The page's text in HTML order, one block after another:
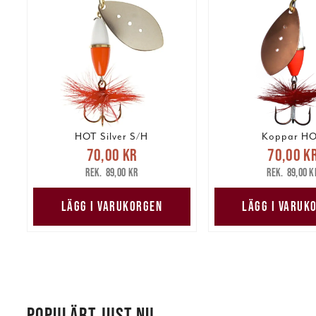
HOT Silver S/H
Nuvarande pris
70,00 krTidigare pris
89,00 kr
70,00 kr
89,00 kr
LÄGG I VARUKORGEN
Koppar
Nuvarande
70,00 kr
89,00
70,00
89,00
LÄGG I